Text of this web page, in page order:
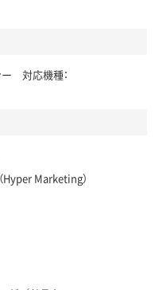
対応機種：
Hyper Marketing）